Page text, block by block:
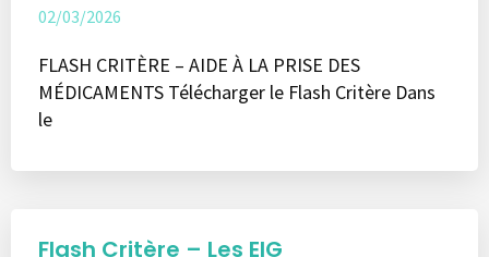
02/03/2026
FLASH CRITÈRE – AIDE À LA PRISE DES
MÉDICAMENTS Télécharger le Flash Critère Dans
le
Flash Critère – Les EIG